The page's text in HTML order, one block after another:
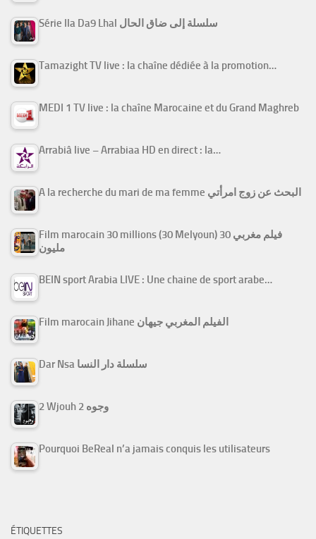
Série Ila Da9 Lhal سلسلة إلى ضاق الحال
Tamazight TV live : la chaîne dédiée à la promotion…
MEDI 1 TV live : la chaîne Marocaine et du Grand Maghreb
Arrabiâ live – Arrabiaa HD en direct : la…
A la recherche du mari de ma femme البحث عن زوج امرأتي
Film marocain 30 millions (30 Melyoun) فيلم مغربي 30
مليون
BEIN sport Arabia LIVE : Une chaine de sport arabe…
Film marocain Jihane الفيلم المغربي جيهان
Dar Nsa سلسلة دار النسا
2 Wjouh 2 وجوه
Pourquoi BeReal n’a jamais conquis les utilisateurs
ÉTIQUETTES